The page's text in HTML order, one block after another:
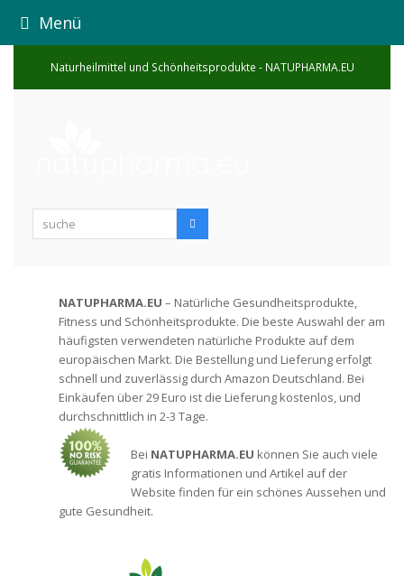
Menü
Naturheilmittel und Schönheitsprodukte - NATUPHARMA.EU
suche
NATUPHARMA.EU – Natürliche Gesundheitsprodukte,
Fitness und Schönheitsprodukte. Die beste Auswahl der am
häufigsten verwendeten natürliche Produkte auf dem
europäischen Markt. Die Bestellung und Lieferung erfolgt
schnell und zuverlässig durch Amazon Deutschland. Bei
Einkäufen über 29 Euro ist die Lieferung kostenlos, und
durchschnittlich in 2-3 Tage.
Bei NATUPHARMA.EU können Sie auch viele
gratis Informationen und Artikel auf der
Website finden für ein schönes Aussehen und
gute Gesundheit.